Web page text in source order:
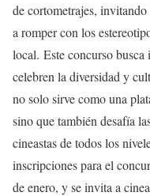
de cortometrajes,
a romper con los
local. Este concurso
celebren la diversidad y
no solo sirve como una
sino que también desafía
cineastas de todos los
inscripciones para el
de enero, y se invita a